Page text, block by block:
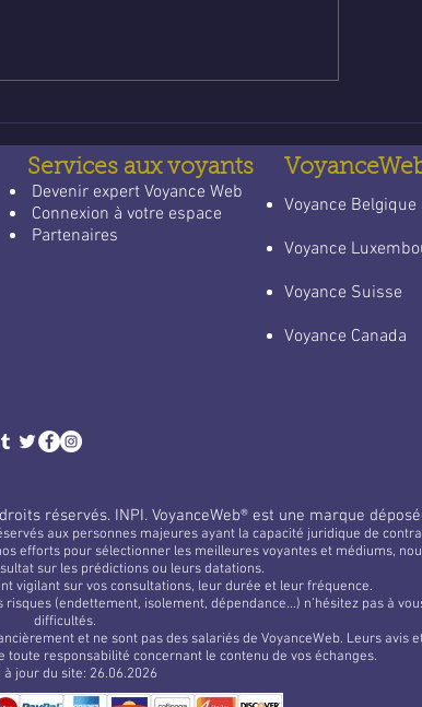
quotidien
Services aux voyants
Devenir expert Voyance Web
Connexion à votre espace
Partenaires
​Voyance Belgique
Voyance
Voyance Suisse
Voyance Canada
réservés. INPI. VoyanceWeb® est une marque
aux personnes majeures ayant la capacité juridique de
efforts pour sélectionner les meilleures voyantes et médiums,
sur les prédictions ou leurs datations.
vigilant sur vos consultations, leur durée et leur fréquence.
(endettement, isolement, dépendance...) n’hésitez pas à
difficultés.
et ne sont pas des salariés de VoyanceWeb. Leurs avis
toute responsabilité concernant le contenu de vos échanges.
à jour du site: 26.06.2026